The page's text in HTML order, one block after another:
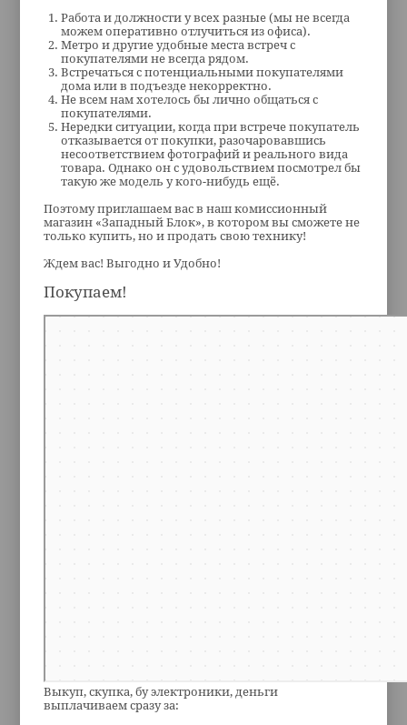
Работа и должности у всех разные (мы не всегда
можем оперативно отлучиться из офиса).
Метро и другие удобные места встреч с
покупателями не всегда рядом.
Встречаться с потенциальными покупателями
дома или в подъезде некорректно.
Не всем нам хотелось бы лично общаться с
покупателями.
Нередки ситуации, когда при встрече покупатель
отказывается от покупки, разочаровавшись
несоответствием фотографий и реального вида
товара. Однако он с удовольствием посмотрел бы
такую же модель у кого-нибудь ещё.
Поэтому приглашаем вас в наш комиссионный
магазин «Западный Блок», в котором вы сможете не
только купить, но и продать свою технику!
Ждем вас! Выгодно и Удобно!
Покупаем!
Выкуп, скупка, бу электроники, деньги
выплачиваем сразу за: